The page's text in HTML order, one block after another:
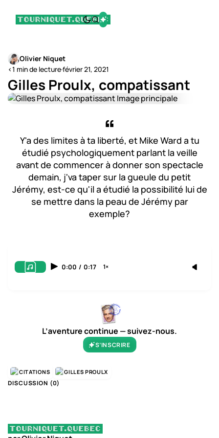
Olivier Niquet
<1 min de lecture·février 21, 2021
Gilles Proulx, compatissant
Y'a des limites à ta liberté, et Mike Ward a tu
étudié psychologiquement parlant la veille
avant de commencer à donner son spectacle
demain, j'va taper sur la gueule du petit
Jérémy, est-ce qu'il a étudié la possibilité lui de
se mettre dans la peau de Jérémy par
exemple?
0:00 / 0:17 1×
L’aventure continue — suivez-nous.
S’INSCRIRE
CITATIONS GILLES PROULX
DISCUSSION (0)